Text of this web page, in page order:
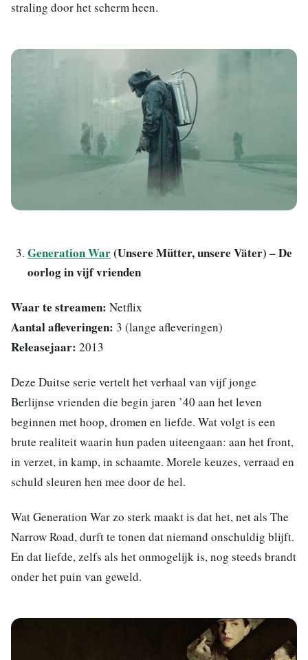
straling door het scherm heen.
Generation War(Unsere Mütter, unsere Väter) – De
oorlog in vijf vrienden
Waar te streamen: Netflix
Aantal afleveringen: 3 (lange afleveringen)
Releasejaar: 2013
Deze Duitse serie vertelt het verhaal van vijf jonge
Berlijnse vrienden die begin jaren ’40 aan het leven
beginnen met hoop, dromen en liefde. Wat volgt is een
brute realiteit waarin hun paden uiteengaan: aan het front,
in verzet, in kamp, in schaamte. Morele keuzes, verraad en
schuld sleuren hen mee door de hel.
Wat Generation War zo sterk maakt is dat het, net als The
Narrow Road, durft te tonen dat niemand onschuldig blijft.
En dat liefde, zelfs als het onmogelijk is, nog steeds brandt
onder het puin van geweld.